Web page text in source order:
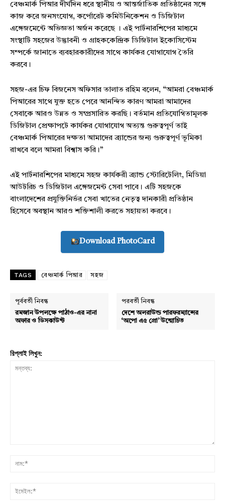
বেঞ্চমার্ক পিআর দীর্ঘদিন ধরে স্থানীয় ও আন্তর্জাতিক প্রতিষ্ঠানের সঙ্গে
কাজ করে জনসংযোগ, কর্পোরেট কমিউনিকেশন ও ডিজিটাল
এঙ্গেজমেন্টে অভিজ্ঞতা অর্জন করেছে । এই পার্টনারশিপের মাধ্যমে
সংস্থাটি সহজের উদ্ভাবনী ও গ্রাহককেন্দ্রিক ডিজিটাল ইকোসিস্টেম
সম্পর্কে জানাতে ব্যবহারকারীদের সাথে কার্যকর যোগাযোগ তৈরি
করবে।
সহজ-এর চিফ বিজনেস অফিসার তালাত রহিম বলেন, “আমরা বেঞ্চমার্ক
পিআরের সাথে যুক্ত হতে পেরে আনন্দিত কারণ আমরা আমাদের
সেবাকে আরও উন্নত ও সম্প্রসারিত করছি। বর্তমান প্রতিযোগিতামূলক
ডিজিটাল প্রেক্ষাপটে কার্যকর যোগাযোগ অত্যন্ত গুরুত্বপূর্ণ তাই
বেঞ্চমার্ক পিআরের দক্ষতা আমাদের ব্র্যান্ডের জন্য গুরুত্বপূর্ণ ভূমিকা
রাখবে বলে আমরা বিশ্বাস করি।”
এই পার্টনারশিপের মাধ্যমে সহজ কার্যকরী ব্র্যান্ড স্টোরিটেলিং, মিডিয়া
আউটরিচ ও ডিজিটাল এঙ্গেজমেন্ট সেবা পাবে। এটি সহজকে
বাংলাদেশের প্রযুক্তিনির্ভর সেবা খাতের নেতৃত্ব দানকারী প্রতিষ্ঠান
হিসেবে অবস্থান আরও শক্তিশালী করতে সহায়তা করবে।
Download PhotoCard
TAGS বেঞ্চমার্ক পিআর সহজ
পূর্ববর্তী নিবন্ধ
রমজান উপলক্ষে পাঠাও-এর নানা
অফার ও ডিসকাউন্ট
পরবর্তী নিবন্ধ
দেশে অলরাউন্ড পারফরম্যান্সের
‘অপো এ৫ প্রো’ উন্মোচিত
রিপ্লাই লিখুন: